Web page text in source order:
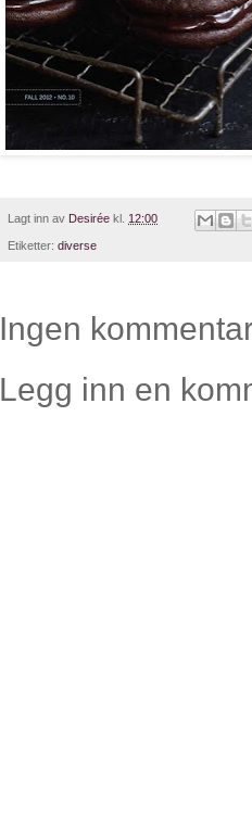
Lagt inn av Desirée kl. 12:00
Etiketter: diverse
Ingen
Legg inn en